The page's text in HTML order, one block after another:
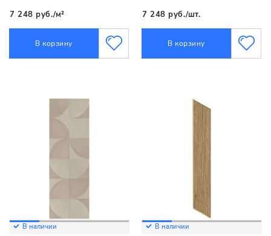
7 248 руб./м²
В корзину
7 248 руб./шт.
В корзину
В наличии В наличии